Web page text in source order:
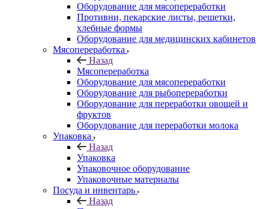
Оборудование для мясопереработки
Противни, пекарские листы, решетки,
хлебные формы
Оборудование для медицинских кабинетов
Мясопереработка
Назад
Мясопереработка
Оборудование для мясопереработки
Оборудование для рыбопереработки
Оборудование для переработки овощей и
фруктов
Оборудование для переработки молока
Упаковка
Назад
Упаковка
Упаковочное оборудование
Упаковочные материалы
Посуда и инвентарь
Назад